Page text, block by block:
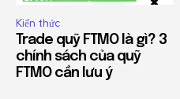
Kiến thức
Trade quỹ FTMO là gì? 3
chính sách của quỹ
FTMO cần lưu ý